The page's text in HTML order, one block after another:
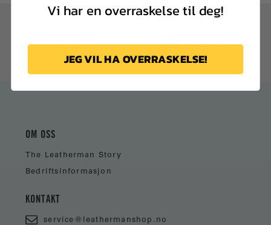
4.6
OM OSS
The Leatherman Story
Bedriftsinformasjon
KONTAKT
service@leathermanshop.no
Vi har en overraskelse til deg!
JEG VIL HA OVERRASKELSE!